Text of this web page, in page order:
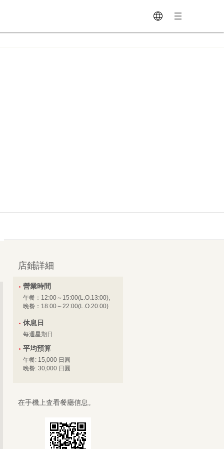
店鋪詳細
營業時間
午餐：12:00～15:00(L.O.13:00),
晚餐：18:00～22:00(L.O.20:00)
休息日
每週星期日
平均預算
午餐: 15,000 日圓
晚餐: 30,000 日圓
在手機上査看餐廳信息。